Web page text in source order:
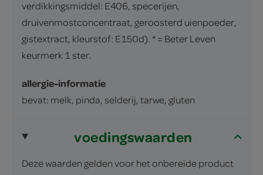
verdikkingsmiddel: E406, specerijen,
druivenmostconcentraat, geroosterd uienpoeder,
gistextract, kleurstof: E150d). * = Beter Leven
keurmerk 1 ster.
allergie-informatie
bevat: melk, pinda, selderij, tarwe, gluten
voedingswaarden
Deze waarden gelden voor het onbereide product